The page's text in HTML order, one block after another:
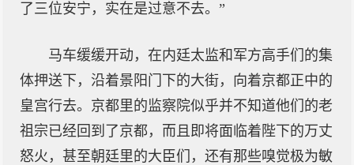
了三位安宁，实在是过意不去。”
马车缓缓开动，在内廷太监和军方高手们的集
体押送下，沿着景阳门下的大街，向着京都正中的
皇宫行去。京都里的监察院似乎并不知道他们的老
祖宗已经回到了京都，而且即将面临着陛下的万丈
怒火，甚至朝廷里的大臣们，还有那些嗅觉极为敏